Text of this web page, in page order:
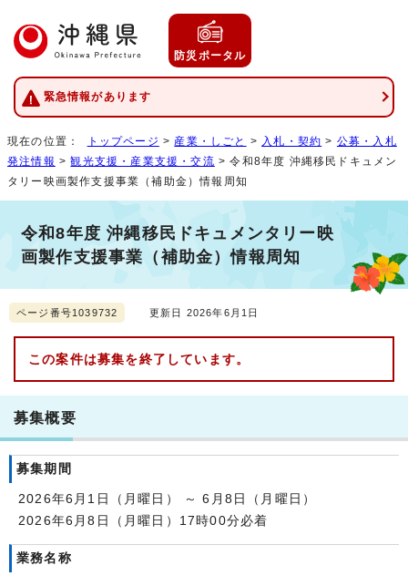
防災ポータル
緊急情報があります
現在の位置： トップページ > 産業・しごと > 入札・契約 > 公募・入札
発注情報 >観光支援・産業支援・交流 > 令和8年度 沖縄移民ドキュメン
タリー映画製作支援事業（補助金）情報周知
令和8年度 沖縄移民ドキュメンタリー映
画製作支援事業（補助金）情報周知
ページ番号1039732 更新日 2026年6月1日
この案件は募集を終了しています。
募集概要
募集期間
2026年6月1日（月曜日） ～ 6月8日（月曜日）
2026年6月8日（月曜日）17時00分必着
業務名称